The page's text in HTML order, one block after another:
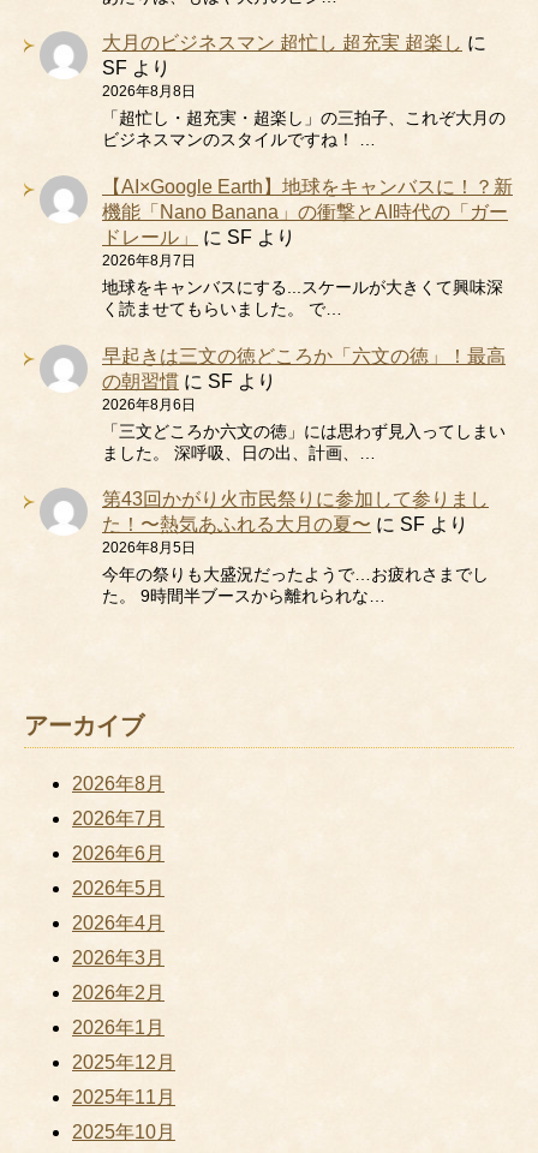
大月のビジネスマン 超忙し 超充実 超楽し に
SF より
2026年8月8日
「超忙し・超充実・超楽し」の三拍子、これぞ大月の
ビジネスマンのスタイルですね！ …
【AI×Google Earth】地球をキャンバスに！？新
機能「Nano Banana」の衝撃とAI時代の「ガー
ドレール」
に SF より
2026年8月7日
地球をキャンバスにする...スケールが大きくて興味深
く読ませてもらいました。 で…
早起きは三文の徳どころか「六文の徳」！最高
の朝習慣 に SF より
2026年8月6日
「三文どころか六文の徳」には思わず見入ってしまい
ました。 深呼吸、日の出、計画、…
第43回かがり火市民祭りに参加して参りまし
た！〜熱気あふれる大月の夏〜 に SF より
2026年8月5日
今年の祭りも大盛況だったようで…お疲れさまでし
た。 9時間半ブースから離れられな…
アーカイブ
2026年8月
2026年7月
2026年6月
2026年5月
2026年4月
2026年3月
2026年2月
2026年1月
2025年12月
2025年11月
2025年10月